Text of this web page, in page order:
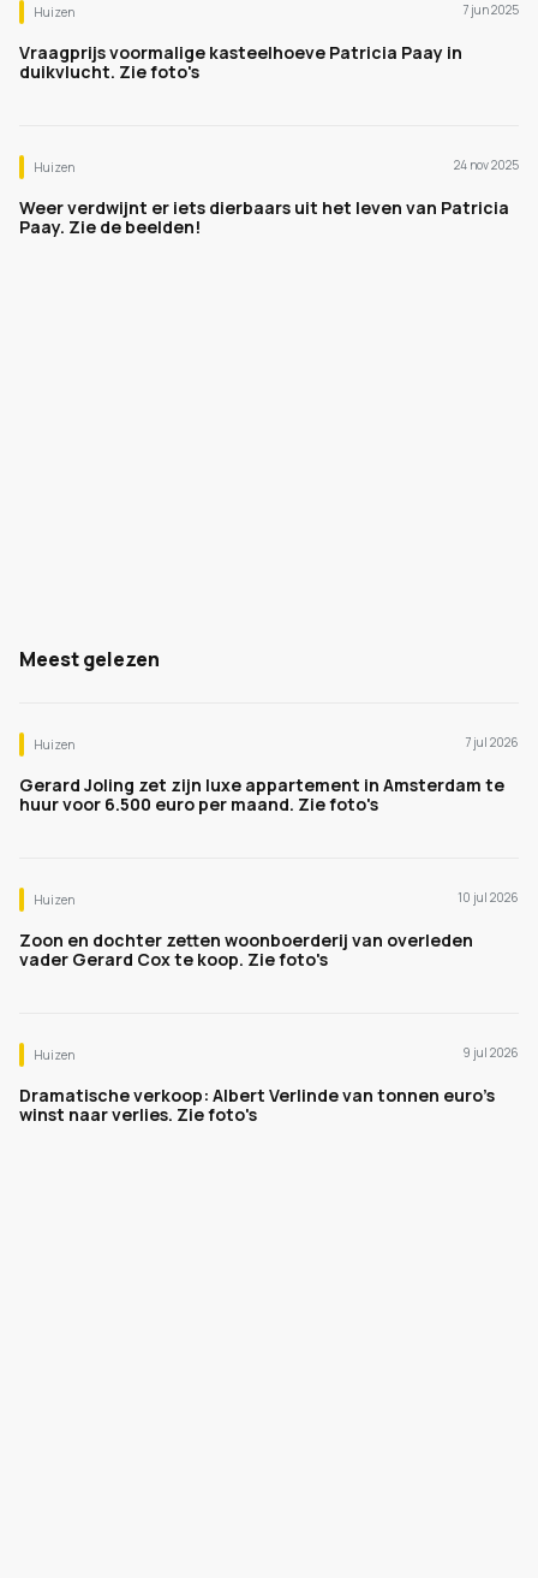
Huizen 7 jun 2025
Vraagprijs voormalige kasteelhoeve Patricia Paay in
duikvlucht. Zie foto's
Huizen 24 nov 2025
Weer verdwijnt er iets dierbaars uit het leven van Patricia
Paay. Zie de beelden!
Meest gelezen
Huizen 7 jul 2026
Gerard Joling zet zijn luxe appartement in Amsterdam te
huur voor 6.500 euro per maand. Zie foto's
Huizen 10 jul 2026
Zoon en dochter zetten woonboerderij van overleden
vader Gerard Cox te koop. Zie foto's
Huizen 9 jul 2026
Dramatische verkoop: Albert Verlinde van tonnen euro's
winst naar verlies. Zie foto's